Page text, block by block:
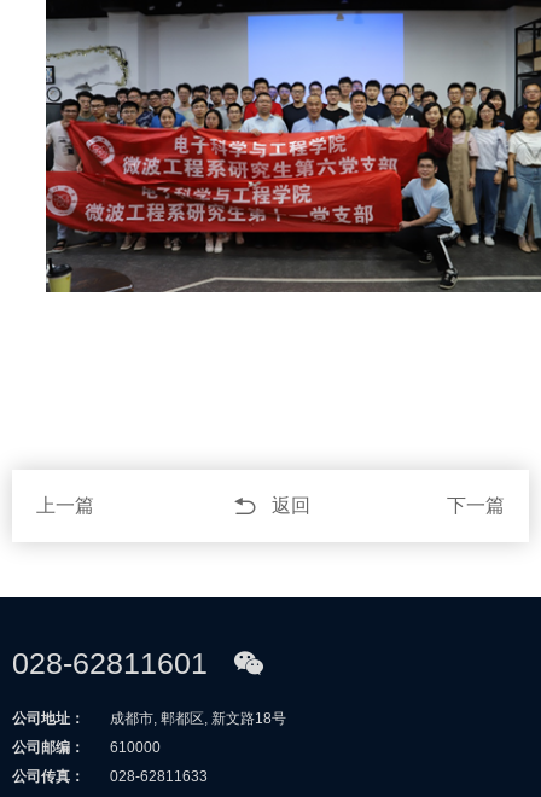
上一篇 返回 下一篇
028-62811601
公司地址：
成都市, 郫都区, 新文路18号
公司邮编：
610000
公司传真：
028-62811633